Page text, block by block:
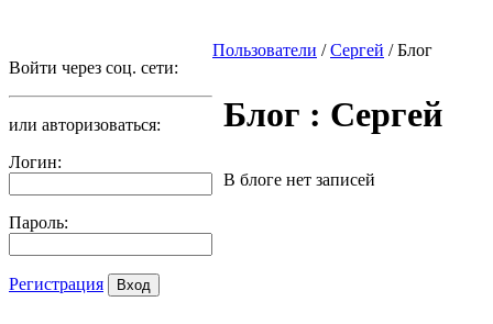
Войти через соц. сети:
или авторизоваться:
Логин:
Пароль:
Регистрация
Пользователи /Сергей / Блог
Блог : Сергей
В блоге нет записей